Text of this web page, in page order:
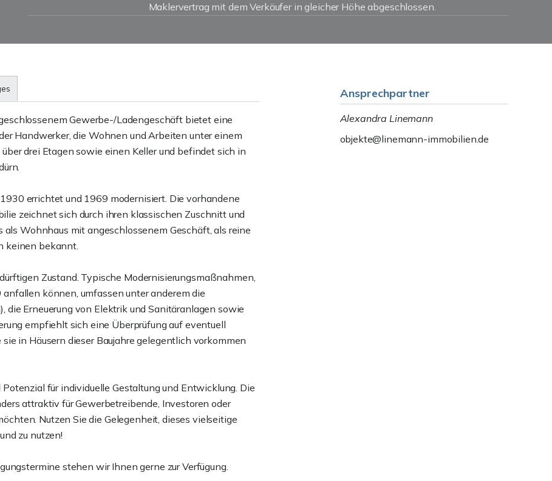
Maklervertrag mit dem Verkäufer in gleicher Höhe abgeschlossen.
Gewerbe-/Ladengeschäft bietet eine
Handwerker, die Wohnen und Arbeiten unter einem
drei Etagen sowie einen Keller und befindet sich in
errichtet und 1969 modernisiert. Die vorhandene
zeichnet sich durch ihren klassischen Zuschnitt und
Wohnhaus mit angeschlossenem Geschäft, als reine
keinen bekannt.
Zustand. Typische Modernisierungsmaßnahmen,
können, umfassen unter anderem die
die Erneuerung von Elektrik und Sanitäranlagen sowie
empfiehlt sich eine Überprüfung auf eventuell
in Häusern dieser Baujahre gelegentlich vorkommen
für individuelle Gestaltung und Entwicklung. Die
attraktiv für Gewerbetreibende, Investoren oder
Nutzen Sie die Gelegenheit, dieses vielseitige
zu nutzen!
stehen wir Ihnen gerne zur Verfügung.
Ansprechpartner
Alexandra Linemann
objekte@linemann-immobilien.de